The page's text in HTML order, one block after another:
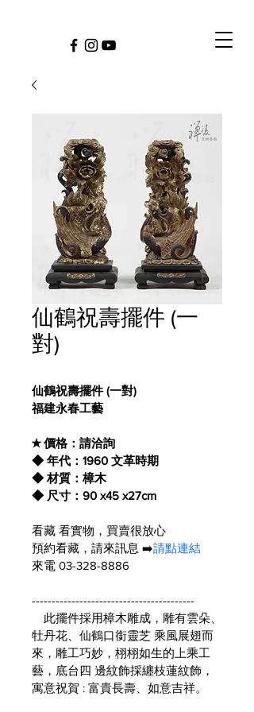
仙鶴祝壽擺件 (一
對)
仙鶴祝壽擺件 (一對)
福建永春工藝
★ 價格：請洽詢
◆ 年代：1960 文革時期
◆ 材質：樟木
◆ 尺寸：90 x45 x27cm
看藏 看實物，買賣很放心
預約看藏，請來訊息 ➡️請點連結
來電 03-328-8886
-----------------------------------------
此擺件採用樟木雕成，雕有雲朵、
牡丹花、仙鶴口銜靈芝 乘風展翅而
來，雕工巧妙，栩栩如生的上乘工
藝，底台四 邊紋飾採纏枝蓮紋飾，
寓意祝賀 : 富貴長壽、如意吉祥。